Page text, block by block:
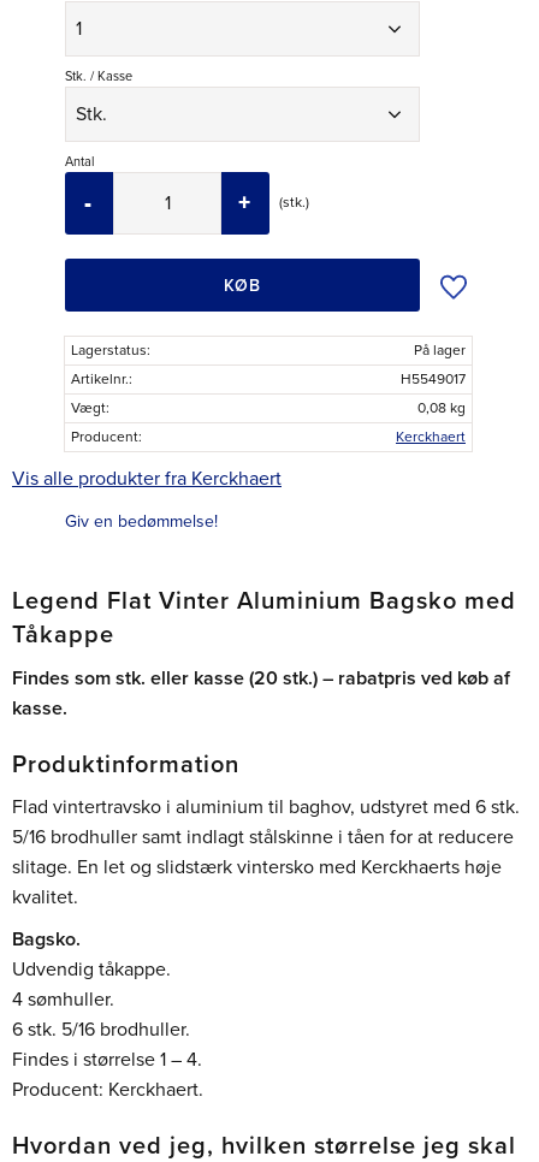
Stk. / Kasse
Antal
stk.
+
-
KØB Tilføj til
Lagerstatus
På lager
Artikelnr.
H5549017
Vægt
0,08 kg
Producent
Kerckhaert
Vis alle produkter fra Kerckhaert
Giv en bedømmelse!
Legend Flat Vinter Aluminium Bagsko med
Tåkappe
Findes som stk. eller kasse (20 stk.) – rabatpris ved køb af
kasse.
Produktinformation
Flad vintertravsko i aluminium til baghov, udstyret med 6 stk.
5/16 brodhuller samt indlagt stålskinne i tåen for at reducere
slitage. En let og slidstærk vintersko med Kerckhaerts høje
kvalitet.
Bagsko.
Udvendig tåkappe.
4 sømhuller.
6 stk. 5/16 brodhuller.
Findes i størrelse 1 – 4.
Producent: Kerckhaert.
Hvordan ved jeg, hvilken størrelse jeg skal